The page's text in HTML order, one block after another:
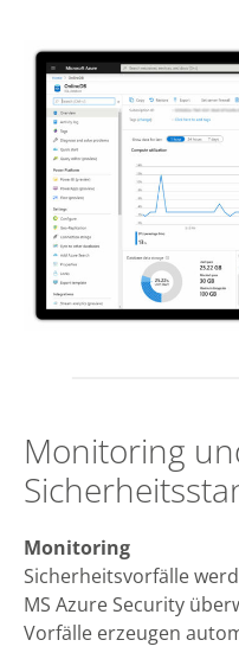
Monitoring
Monitoring
Sicherheitsvorfälle
MS Azure Security
Vorfälle erzeugen